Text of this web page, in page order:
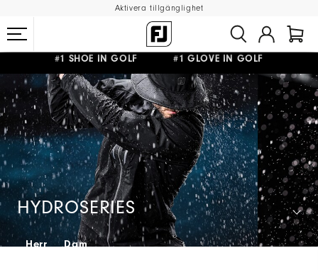
Aktivera tillgänglighet
#1 SHOE IN GOLF #1 GLOVE IN GOLF
FRI FRAKTPÅ ALLA BESTÄLLNINGAR ÖVER 999KR&FRI RETUR
HYDROSERIES
Herr Dam